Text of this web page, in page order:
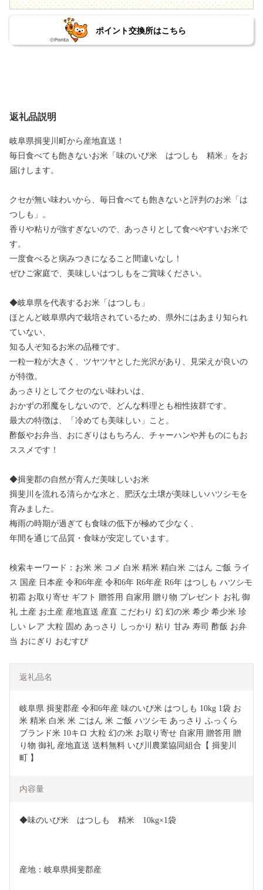
ポイント交換所はこちら
返礼品説明
岐阜県揖斐川町から産地直送！
毎日食べても飽きないお米「味のいび米 はつしも 精米」をお
届けします。
クセが無い味わいから、毎日食べても飽きないと評判のお米「は
つしも」。
香りや粘りが強すぎないので、あっさりとして食べやすいお米で
す。
一度食べると病みつきになること間違いなし！
ぜひご家庭で、美味しいはつしもをご賞味ください。
◆岐阜県を代表するお米「はつしも」
ほとんど岐阜県内で栽培されているため、県外にはあまり知られ
ていない、
知る人ぞ知るお米の品種です。
一粒一粒が大きく、ツヤツヤとした光沢があり、見栄えが良いの
が特徴。
あっさりとしてクセのない味わいは、
おかずの邪魔をしないので、どんな料理とも相性抜群です。
最大の特徴は、「冷めても美味しい」こと。
酢飯やお弁当、おにぎりはもちろん、チャーハンや丼ものにもお
ススメです！
◆揖斐郡の自然が育んだ美味しいお米
揖斐川を流れる清らかな水と、肥沃な土壌が美味しいハツシモを
育みました。
梅雨の時期が過ぎても食味の低下が極めて少なく、
年間を通じて品質・食味が安定しています。
検索キーワード：お米 米 コメ 白米 精米 精白米 ごはん ご飯 ライ
ス 国産 日本産 令和6年産 令和6年 R6年産 R6年 はつしも ハツシモ
初霜 お取り寄せ ギフト 贈答用 自家用 贈り物 プレゼント お礼 御
礼 土産 お土産 産地直送 産直 こだわり 幻 幻の米 希少 希少米 珍
しい レア 大粒 固め あっさり しっかり 粘り 甘み 寿司 酢飯 お弁
当 おにぎり おむすび
返礼品名
岐阜県 揖斐郡産 令和6年産 味のいび米 はつしも 10kg 1袋 お
米 精米 白米 米 ごはん 米 ご飯 ハツシモ あっさり ふっくら
ブランド米 10キロ 大粒 幻の米 お取り寄せ 自家用 贈答用 贈
り物 御礼 産地直送 送料無料 いび川農業協同組合【 揖斐川
町 】
内容量
◆味のいび米　はつしも　精米　10kg×1袋
産地：岐阜県揖斐郡産